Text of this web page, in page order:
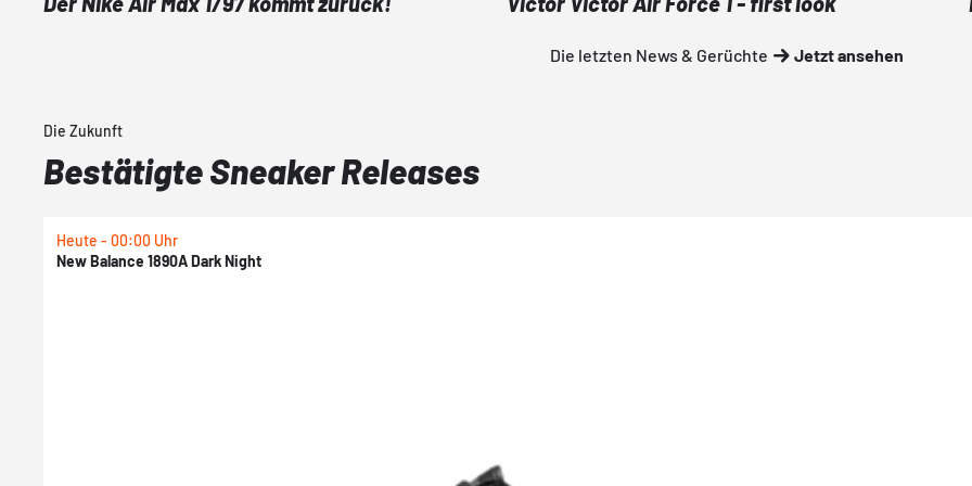
Die letzten News & Gerüchte Jetzt ansehen
Die Zukunft
Bestätigte Sneaker Releases
Heute - 00:00 Uhr
New Balance 1890A Dark Night